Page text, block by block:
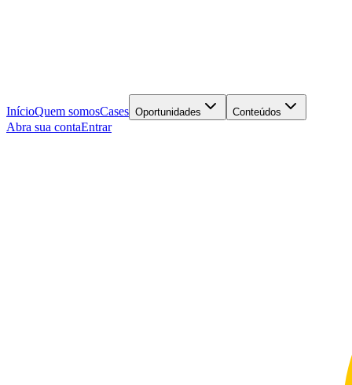
InícioQuem somosCases Oportunidades Conteúdos
Abra sua contaEntrar